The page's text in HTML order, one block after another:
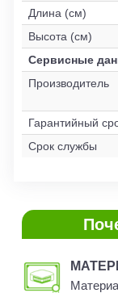
Длина (см)
Высота (см)
Сервисные
Производитель
Гарантийный
Срок службы